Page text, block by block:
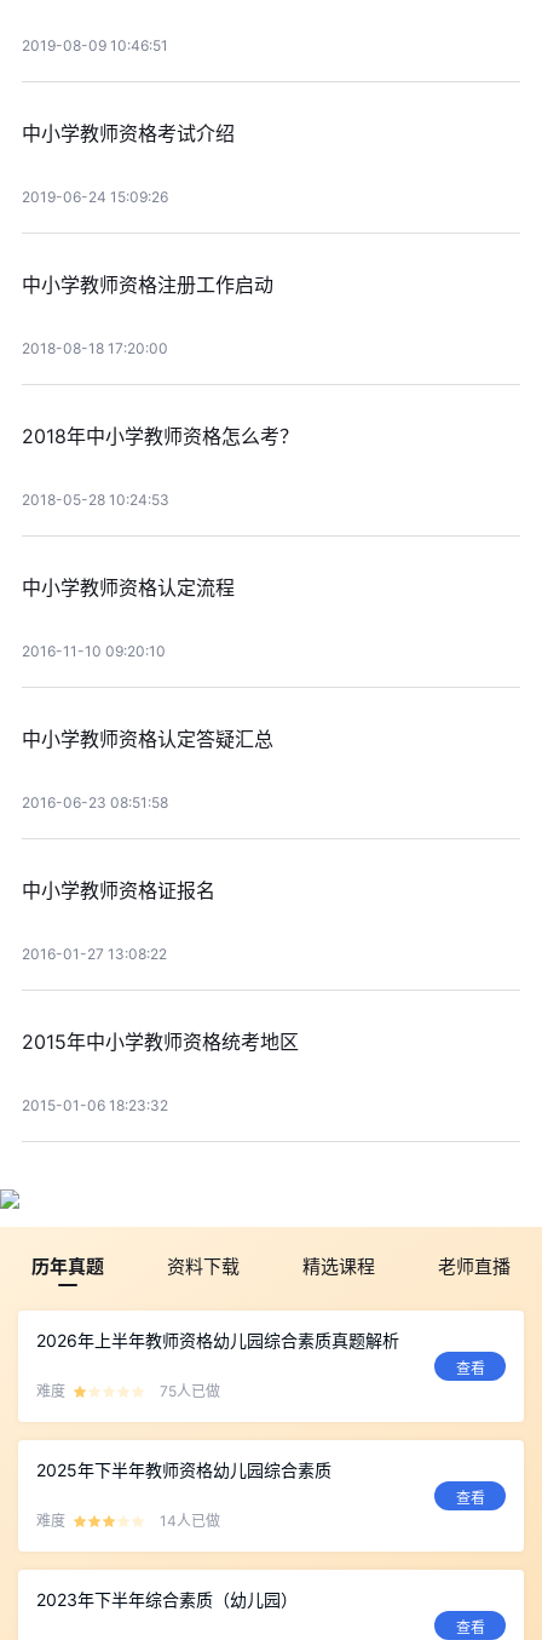
2019-08-09 10:46:51
中小学教师资格考试介绍
2019-06-24 15:09:26
中小学教师资格注册工作启动
2018-08-18 17:20:00
2018年中小学教师资格怎么考？
2018-05-28 10:24:53
中小学教师资格认定流程
2016-11-10 09:20:10
中小学教师资格认定答疑汇总
2016-06-23 08:51:58
中小学教师资格证报名
2016-01-27 13:08:22
2015年中小学教师资格统考地区
2015-01-06 18:23:32
历年真题 资料下载 精选课程 老师直播
2026年上半年教师资格幼儿园综合素质真题解析
难度 75人已做
查看
2025年下半年教师资格幼儿园综合素质
难度 14人已做
查看
2023年下半年综合素质（幼儿园）
查看